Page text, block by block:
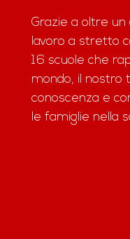
Grazie a oltre un
lavoro a stretto
16 scuole che
mondo, il nostro
conoscenza e
le famiglie nella